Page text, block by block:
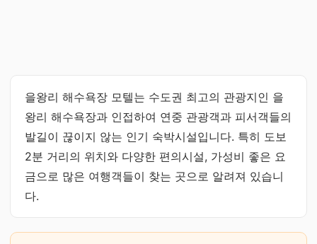
을왕리 해수욕장 모텔는 수도권 최고의 관광지인 을
왕리 해수욕장과 인접하여 연중 관광객과 피서객들의
발길이 끊이지 않는 인기 숙박시설입니다. 특히 도보
2분 거리의 위치와 다양한 편의시설, 가성비 좋은 요
금으로 많은 여행객들이 찾는 곳으로 알려져 있습니
다.